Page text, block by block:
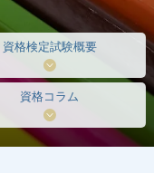
資格検定試験概要
資格コラム